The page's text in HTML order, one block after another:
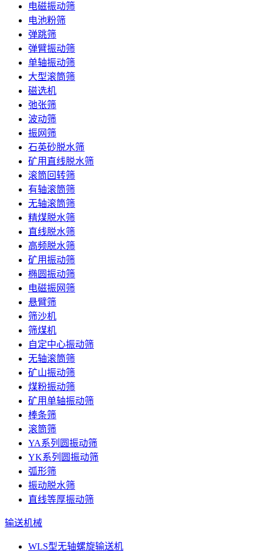
电磁振动筛
电池粉筛
弹跳筛
弹臂振动筛
单轴振动筛
大型滚筒筛
磁选机
弛张筛
波动筛
振网筛
石英砂脱水筛
矿用直线脱水筛
滚筒回转筛
有轴滚筒筛
无轴滚筒筛
精煤脱水筛
直线脱水筛
高频脱水筛
矿用振动筛
椭圆振动筛
电磁振网筛
悬臂筛
筛沙机
筛煤机
自定中心振动筛
无轴滚筒筛
矿山振动筛
煤粉振动筛
矿用单轴振动筛
棒条筛
滚筒筛
YA系列圆振动筛
YK系列圆振动筛
弧形筛
振动脱水筛
直线等厚振动筛
输送机械
WLS型无轴螺旋输送机